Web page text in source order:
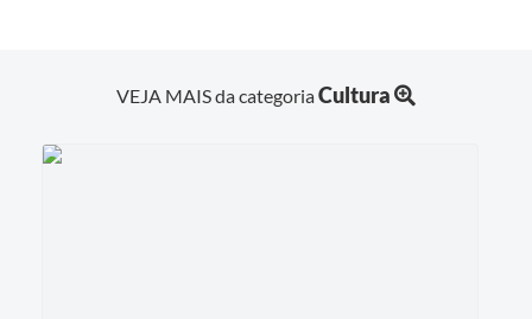
VEJA MAIS da categoriaCultura